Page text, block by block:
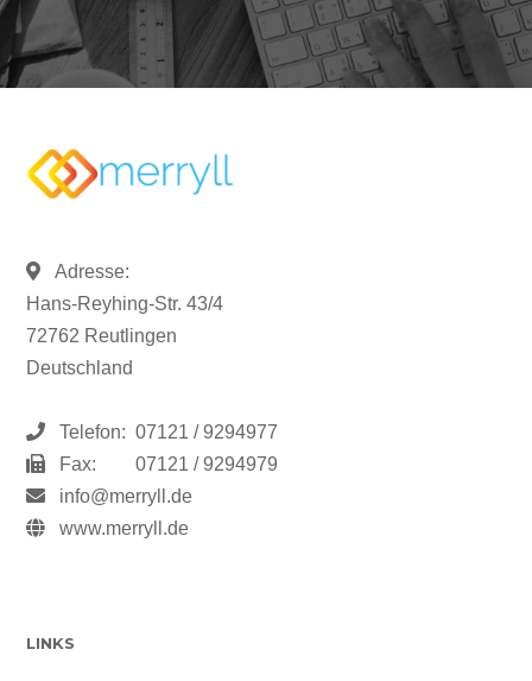
Adresse:
Hans-Reyhing-Str. 43/4
72762 Reutlingen
Deutschland
Telefon: 07121 / 9294977
Fax:
07121 / 9294979
info@merryll.de
www.merryll.de
LINKS